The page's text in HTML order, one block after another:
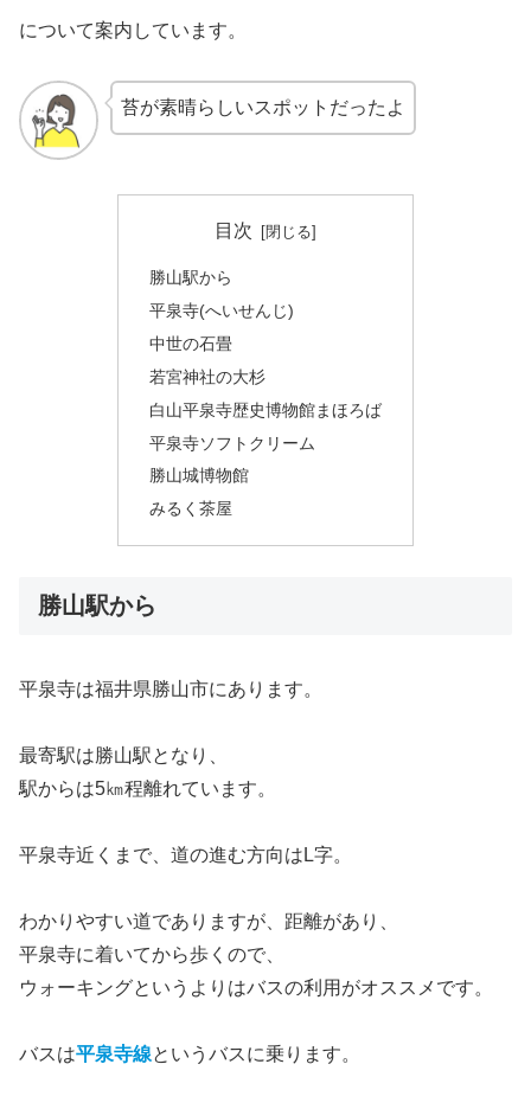
について案内しています。
苔が素晴らしいスポットだったよ
目次
勝山駅から
平泉寺(へいせんじ)
中世の石畳
若宮神社の大杉
白山平泉寺歴史博物館まほろば
平泉寺ソフトクリーム
勝山城博物館
みるく茶屋
勝山駅から
平泉寺は福井県勝山市にあります。
最寄駅は勝山駅となり、
駅からは5㎞程離れています。
平泉寺近くまで、道の進む方向はL字。
わかりやすい道でありますが、距離があり、
平泉寺に着いてから歩くので、
ウォーキングというよりはバスの利用がオススメです。
バスは平泉寺線というバスに乗ります。